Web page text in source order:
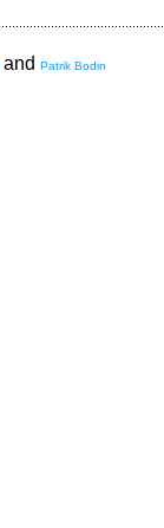
and Patrik Bodin